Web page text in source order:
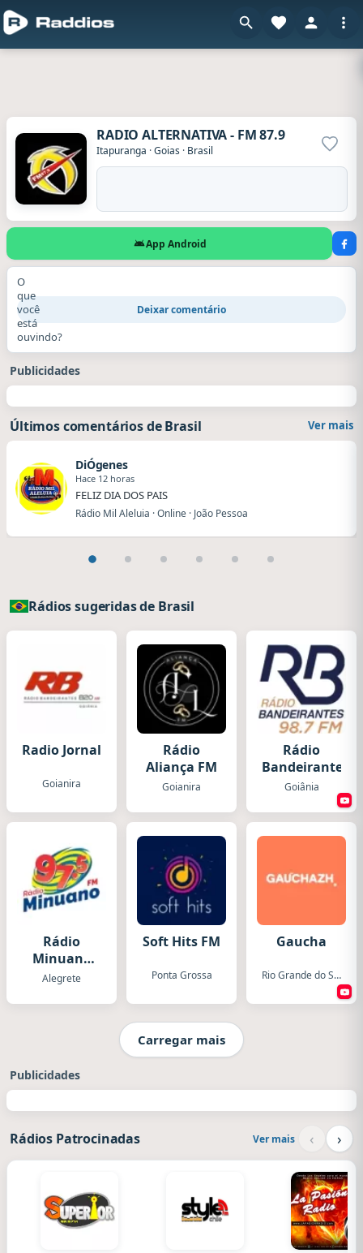
RADIO ALTERNATIVA - FM 87.9
Itapuranga ·Goias · Brasil
App Android
O
que
você
está
ouvindo?
Deixar comentário
Publicidades
Últimos comentários de Brasil Ver mais
DiÓgenes
Hace 12 horas
FELIZ DIA DOS PAIS
Rádio Mil Aleluia · Online · João Pessoa
Rádios sugeridas de Brasil
Radio Jornal
Goianira
Rádio
Aliança FM
Goianira
Rádio
Bandeirantes
Goiânia
Rádio
Minuano
FM
Alegrete
Soft Hits FM
Ponta Grossa
Gaucha
Rio Grande do Sul
Carregar mais
Publicidades
Rádios Patrocinadas Ver mais ‹ ›